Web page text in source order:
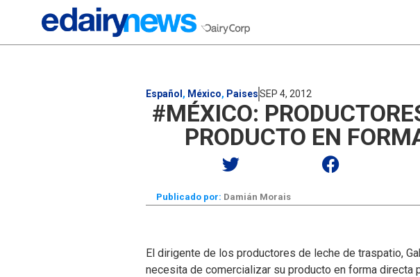
Español , México, PaisesSEP 4, 2012
#MÉXICO:
PRODUCTO EN
Publicado por: Damián Morais
El dirigente de los productores de leche de traspatio,
necesita de comercializar su producto en forma directa